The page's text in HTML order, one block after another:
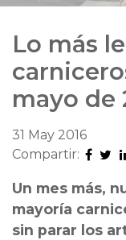
Lo más
mayo de
31 May 2016
Compartir:
Un mes más,
mayoría
sin parar los